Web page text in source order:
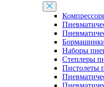
Наборы
Степлеры
Пистолеты